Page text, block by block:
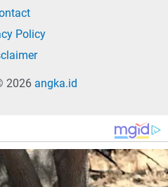
Policy
2026 angka.id